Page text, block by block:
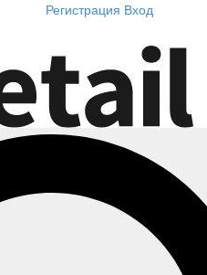
Регистрация Вход